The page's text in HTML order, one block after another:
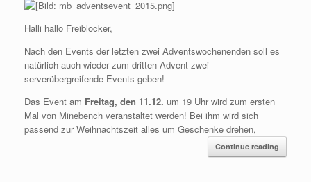
Halli hallo Freiblocker,
Nach den Events der letzten zwei Adventswochenenden soll es
natürlich auch wieder zum dritten Advent zwei
serverübergreifende Events geben!
Das Event am Freitag, den 11.12. um 19 Uhr wird zum ersten
Mal von Minebench veranstaltet werden! Bei ihm wird sich
passend zur Weihnachtszeit alles um Geschenke drehen,
Continue reading